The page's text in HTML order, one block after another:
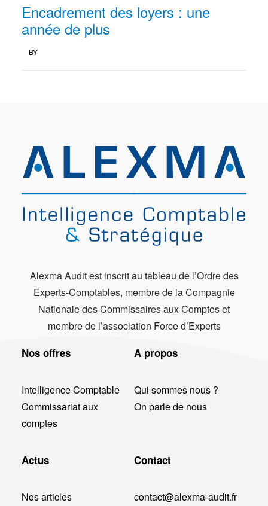
Encadrement des loyers : une
année de plus
BY
Alexma Audit est inscrit au tableau de l’Ordre des
Experts-Comptables, membre de la Compagnie
Nationale des Commissaires aux Comptes et
membre de l’association Force d’Experts
Nos offres
Intelligence Comptable
Commissariat aux
comptes
A propos
Qui sommes nous ?
On parle de nous
Actus
Nos articles
Contact
contact@alexma-audit.fr